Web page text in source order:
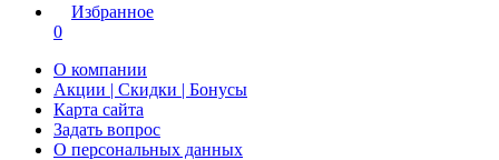
Избранное
0
О компании
Акции | Скидки | Бонусы
Карта сайта
Задать вопрос
О персональных данных